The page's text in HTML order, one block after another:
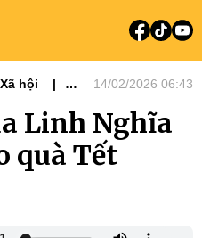
hội
14/02/2026 06:43
Linh Nghĩa
quà Tết